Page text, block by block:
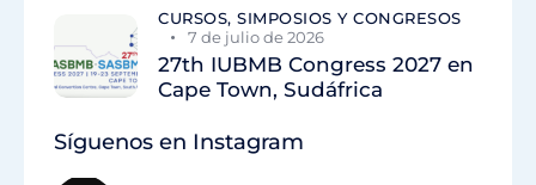
CURSOS, SIMPOSIOS Y CONGRESOS
7 de julio de 2026
27th IUBMB Congress 2027 en
Cape Town, Sudáfrica
Síguenos en Instagram